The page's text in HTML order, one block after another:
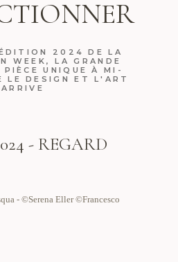
2024 DE LA
WEEK, LA GRANDE
PIÈCE UNIQUE À MI-
LE DESIGN ET L'ART
ARRIVE
- REGARD
- ©Serena Eller ©Francesco